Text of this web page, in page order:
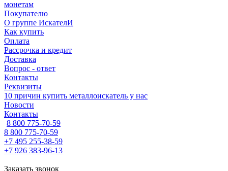
монетам
Покупателю
О группе ИскателИ
Как купить
Оплата
Рассрочка и кредит
Доставка
Вопрос - ответ
Контакты
Реквизиты
10 причин купить металлоискатель у нас
Новости
Контакты
8 800 775-70-59
8 800 775-70-59
+7 495 255-38-59
+7 926 383-96-13
Заказать звонок